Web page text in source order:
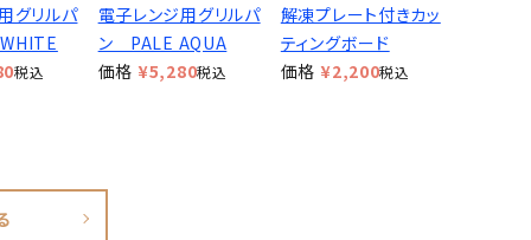
グリルパ
税込
電子レンジ用グリルパ
ン PALE AQUA
価格 ¥5,280税込
解凍プレート付きカッ
ティングボード
価格 ¥2,200税込